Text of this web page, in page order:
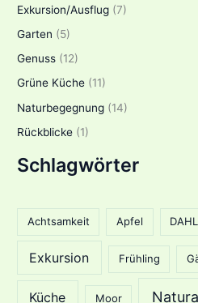
Exkursion/Ausflug (7)
Garten (5)
Genuss (12)
Grüne Küche (11)
Naturbegegnung (14)
Rückblicke (1)
Schlagwörter
Achtsamkeit Apfel
Exkursion Frühling
Küche Moor